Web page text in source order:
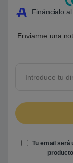
0
s
r
s
a
e
u
u
Fináncialo
Enviarme una
Tu email será